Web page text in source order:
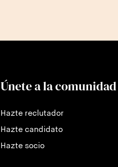
Únete a la comunidad
Hazte reclutador
Hazte candidato
Hazte socio